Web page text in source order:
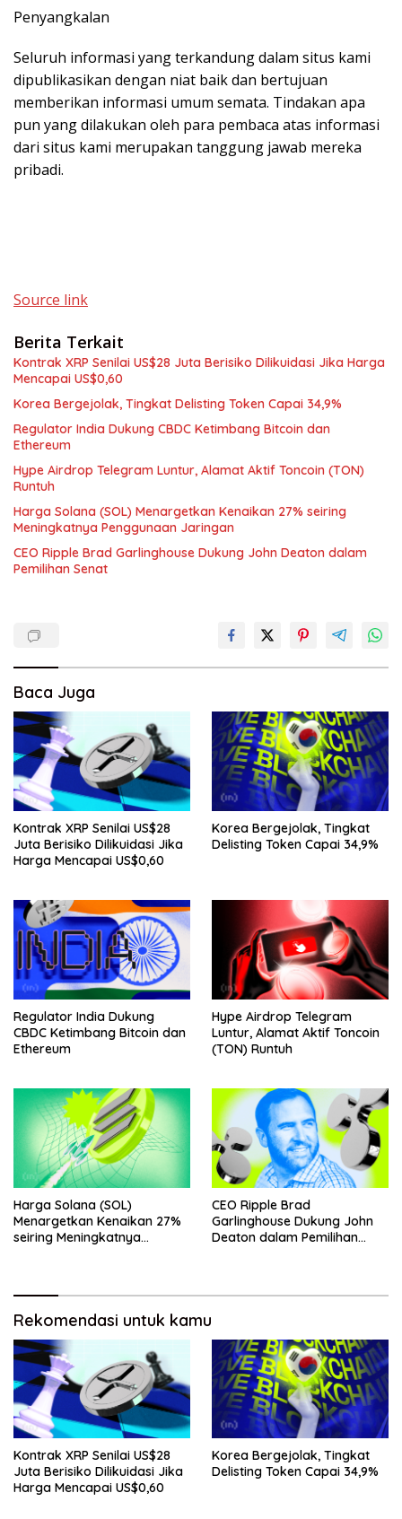
Penyangkalan
Seluruh informasi yang terkandung dalam situs kami
dipublikasikan dengan niat baik dan bertujuan
memberikan informasi umum semata. Tindakan apa
pun yang dilakukan oleh para pembaca atas informasi
dari situs kami merupakan tanggung jawab mereka
pribadi.
Source link
Berita Terkait
Kontrak XRP Senilai US$28 Juta Berisiko Dilikuidasi Jika Harga
Mencapai US$0,60
Korea Bergejolak, Tingkat Delisting Token Capai 34,9%
Regulator India Dukung CBDC Ketimbang Bitcoin dan
Ethereum
Hype Airdrop Telegram Luntur, Alamat Aktif Toncoin (TON)
Runtuh
Harga Solana (SOL) Menargetkan Kenaikan 27% seiring
Meningkatnya Penggunaan Jaringan
CEO Ripple Brad Garlinghouse Dukung John Deaton dalam
Pemilihan Senat
Baca Juga
Kontrak XRP Senilai US$28
Juta Berisiko Dilikuidasi Jika
Harga Mencapai US$0,60
Korea Bergejolak, Tingkat
Delisting Token Capai 34,9%
Regulator India Dukung
CBDC Ketimbang Bitcoin dan
Ethereum
Hype Airdrop Telegram
Luntur, Alamat Aktif Toncoin
(TON) Runtuh
Harga Solana (SOL)
Menargetkan Kenaikan 27%
seiring Meningkatnya
CEO Ripple Brad
Garlinghouse Dukung John
Deaton dalam Pemilihan
Rekomendasi untuk kamu
Kontrak XRP Senilai US$28
Juta Berisiko Dilikuidasi Jika
Harga Mencapai US$0,60
Korea Bergejolak, Tingkat
Delisting Token Capai 34,9%